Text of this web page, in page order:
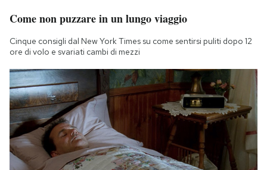
Come non puzzare in un lungo viaggio
Cinque consigli dal New York Times su come sentirsi puliti dopo 12
ore di volo e svariati cambi di mezzi